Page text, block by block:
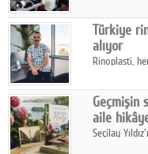
Türkiye
alıyor
Rinoplasti,
biri
Geçmişin
aile
Seçilay